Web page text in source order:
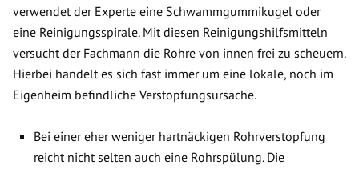
verwendet der Experte eine Schwammgummikugel oder
eine Reinigungsspirale. Mit diesen Reinigungshilfsmitteln
versucht der Fachmann die Rohre von innen frei zu scheuern.
Hierbei handelt es sich fast immer um eine lokale, noch im
Eigenheim befindliche Verstopfungsursache.
Bei einer eher weniger hartnäckigen Rohrverstopfung
reicht nicht selten auch eine Rohrspülung. Die